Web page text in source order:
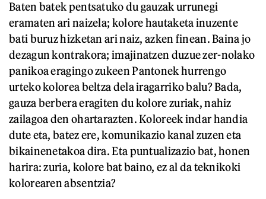
Baten batek pentsatuko du gauzak urrunegi
eramaten ari naizela; kolore hautaketa inuzente
bati buruz hizketan ari naiz, azken finean. Baina jo
dezagun kontrakora; imajinatzen duzue zer-nolako
panikoa eragingo zukeen Pantonek hurrengo
urteko kolorea beltza dela iragarriko balu? Bada,
gauza berbera eragiten du kolore zuriak, nahiz
zailagoa den ohartarazten. Koloreek indar handia
dute eta, batez ere, komunikazio kanal zuzen eta
bikainenetakoa dira. Eta puntualizazio bat, honen
harira: zuria, kolore bat baino, ez al da teknikoki
kolorearen absentzia?